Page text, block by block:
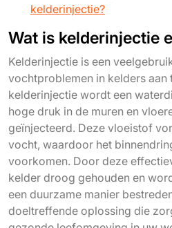
kelderinjectie?
Wat is kelderinjectie
Kelderinjectie is een
vochtproblemen in kelders aan
kelderinjectie wordt een
hoge druk in de muren en
geïnjecteerd. Deze vloeistof
vocht, waardoor het
voorkomen. Door deze
kelder droog gehouden en
een duurzame manier
doeltreffende oplossing die